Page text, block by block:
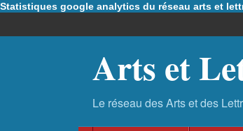
Statistiques google analytics du réseau arts et
Arts et